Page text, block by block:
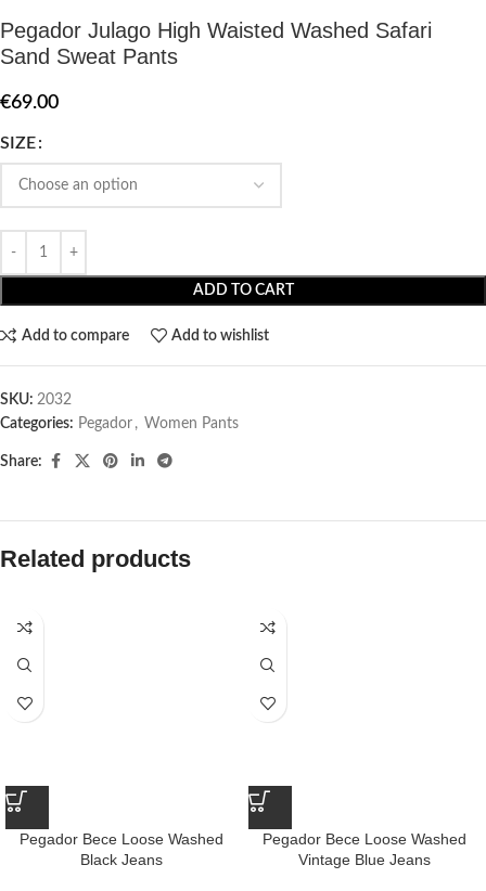
Pegador Julago High Waisted Washed Safari
Sand Sweat Pants
€69.00
SIZE
ADD TO CART
Add to compare Add to wishlist
SKU: 2032
Categories: Pegador​ , Women Pants
Share:
Related products
Pegador Bece Loose Washed
Black Jeans
Pegador Bece Loose Washed
Vintage Blue Jeans